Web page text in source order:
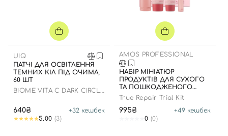
UIQ
ПАТЧІ ДЛЯ ОСВІТЛЕННЯ
ТЕМНИХ КІЛ ПІД ОЧИМА,
60 ШТ
BIOME VITA C DARK CIRCLE
640₴ +32 кешбек
5.00 (3)
AMOS PROFESSIONAL
НАБІР МІНІАТЮР
ПРОДУКТІВ ДЛЯ СУХОГО
ТА ПОШКОДЖЕНОГО
ВОЛОССЯ
True Repair Trial Kit
995₴ +49 кешбек
0 (0)